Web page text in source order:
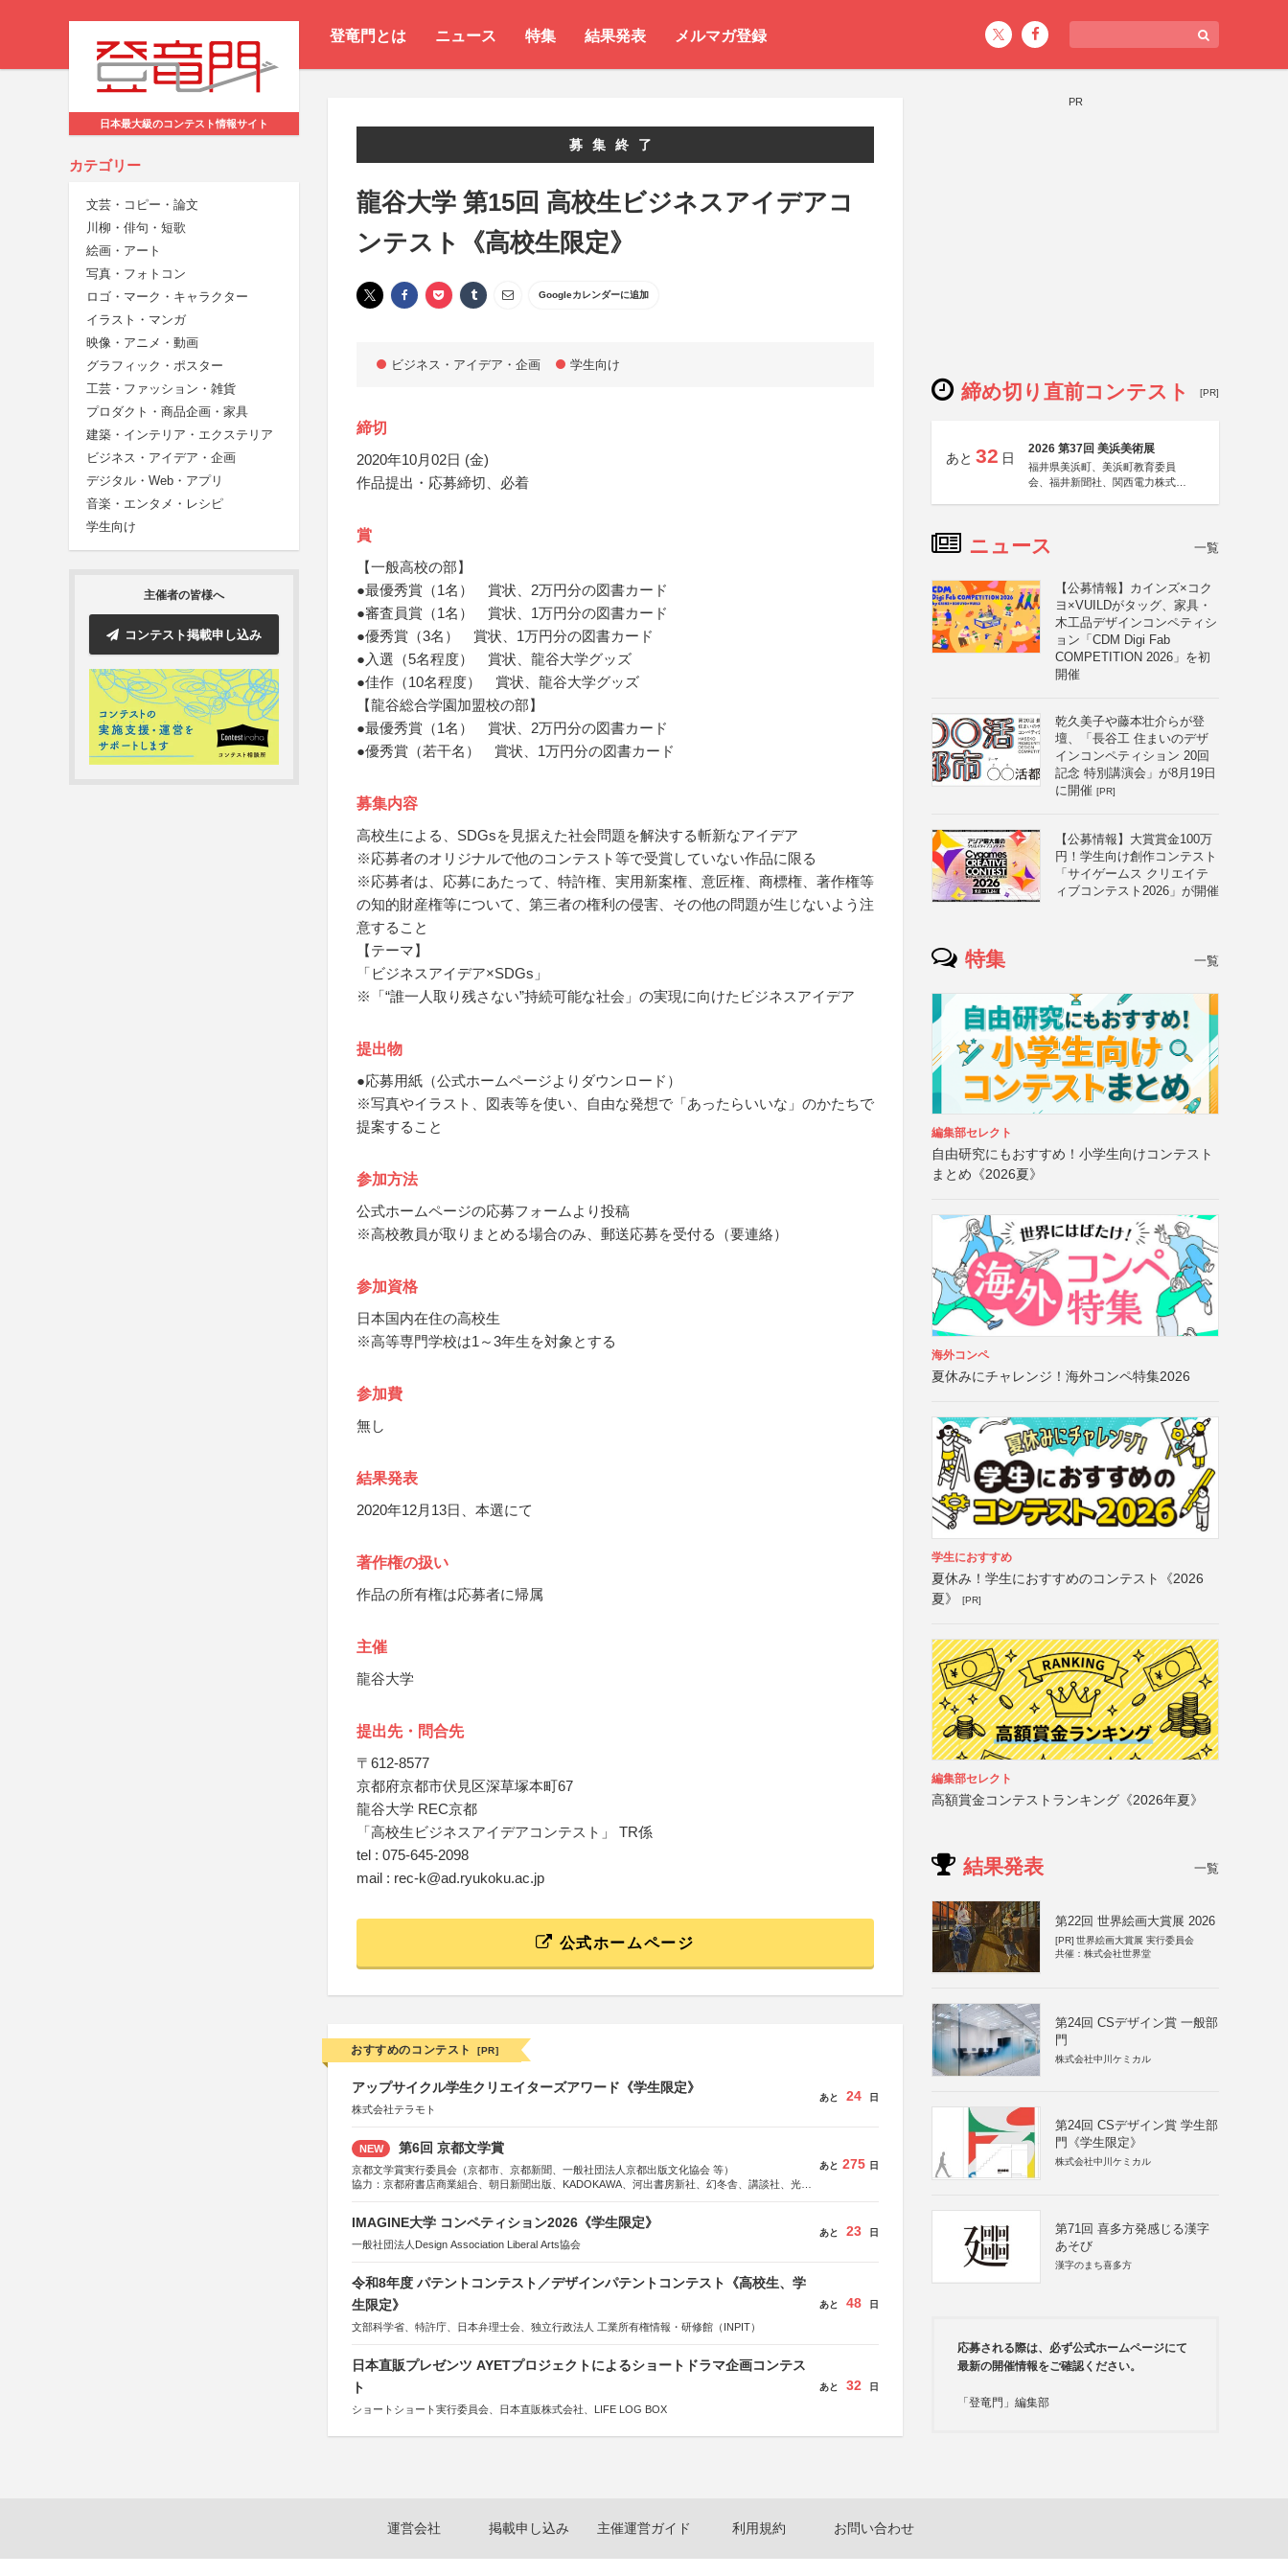
登竜門とは ニュース 特集 結果発表 メルマガ登録
日本最大級のコンテスト情報サイト
カテゴリー
文芸・コピー・論文
川柳・俳句・短歌
絵画・アート
写真・フォトコン
ロゴ・マーク・キャラクター
イラスト・マンガ
映像・アニメ・動画
グラフィック・ポスター
工芸・ファッション・雑貨
プロダクト・商品企画・家具
建築・インテリア・エクステリア
ビジネス・アイデア・企画
デジタル・Web・アプリ
音楽・エンタメ・レシピ
学生向け
主催者の皆様へ
コンテスト掲載申し込み
募集終了
龍谷大学 第15回 高校生ビジネスアイデアコ
ンテスト《高校生限定》
Googleカレンダーに追加
ビジネス・アイデア・企画 学生向け
締切
2020年10月02日 (金)
作品提出・応募締切、必着
賞
【一般高校の部】
●最優秀賞（1名） 賞状、2万円分の図書カード
●審査員賞（1名） 賞状、1万円分の図書カード
●優秀賞（3名） 賞状、1万円分の図書カード
●入選（5名程度） 賞状、龍谷大学グッズ
●佳作（10名程度） 賞状、龍谷大学グッズ
【龍谷総合学園加盟校の部】
●最優秀賞（1名） 賞状、2万円分の図書カード
●優秀賞（若干名） 賞状、1万円分の図書カード
募集内容
高校生による、SDGsを見据えた社会問題を解決する斬新なアイデア
※応募者のオリジナルで他のコンテスト等で受賞していない作品に限る
※応募者は、応募にあたって、特許権、実用新案権、意匠権、商標権、著作権等
の知的財産権等について、第三者の権利の侵害、その他の問題が生じないよう注
意すること
【テーマ】
「ビジネスアイデア×SDGs」
※「“誰一人取り残さない”持続可能な社会」の実現に向けたビジネスアイデア
提出物
●応募用紙（公式ホームページよりダウンロード）
※写真やイラスト、図表等を使い、自由な発想で「あったらいいな」のかたちで
提案すること
参加方法
公式ホームページの応募フォームより投稿
※高校教員が取りまとめる場合のみ、郵送応募を受付る（要連絡）
参加資格
日本国内在住の高校生
※高等専門学校は1～3年生を対象とする
参加費
無し
結果発表
2020年12月13日、本選にて
著作権の扱い
作品の所有権は応募者に帰属
主催
龍谷大学
提出先・問合先
〒612-8577
京都府京都市伏見区深草塚本町67
龍谷大学 REC京都
「高校生ビジネスアイデアコンテスト」 TR係
tel : 075-645-2098
mail : rec-k@ad.ryukoku.ac.jp
公式ホームページ
おすすめのコンテスト [PR]
アップサイクル学生クリエイターズアワード《学生限定》
株式会社テラモト
あと 24 日
NEW 第6回 京都文学賞
京都文学賞実行委員会（京都市、京都新聞、一般社団法人京都出版文化協会 等）
協力：京都府書店商業組合、朝日新聞出版、KADOKAWA、河出書房新社、幻冬舎、講談社、光文
研究所、双葉社、文藝春秋、ポプラ社、毎日新聞出版
あと 275 日
IMAGINE大学 コンペティション2026《学生限定》
一般社団法人Design Association Liberal Arts協会
あと 23 日
令和8年度 パテントコンテスト／デザインパテントコンテスト《高校生、学
生限定》
文部科学省、特許庁、日本弁理士会、独立行政法人 工業所有権情報・研修館（INPIT）
あと 48 日
日本直販プレゼンツ AYETプロジェクトによるショートドラマ企画コンテス
ト
ショートショート実行委員会、日本直販株式会社、LIFE LOG BOX
あと 32 日
PR
締め切り直前コンテスト [PR]
あと 32 日
2026 第37回 美浜美術展
福井県美浜町、美浜町教育委員
会、福井新聞社、関西電力株式会
ニュース 一覧
【公募情報】カインズ×コク
ヨ×VUILDがタッグ、家具・
木工品デザインコンペティシ
ョン「CDM Digi Fab
COMPETITION 2026」を初
開催
乾久美子や藤本壮介らが登
壇、「長谷工 住まいのデザ
インコンペティション 20回
記念 特別講演会」が8月19日
に開催 [PR]
【公募情報】大賞賞金100万
円！学生向け創作コンテスト
「サイゲームス クリエイテ
ィブコンテスト2026」が開催
特集 一覧
編集部セレクト
自由研究にもおすすめ！小学生向けコンテスト
まとめ《2026夏》
海外コンペ
夏休みにチャレンジ！海外コンペ特集2026
学生におすすめ
夏休み！学生におすすめのコンテスト《2026
夏》
[PR]
編集部セレクト
高額賞金コンテストランキング《2026年夏》
結果発表 一覧
第22回 世界絵画大賞展 2026
[PR] 世界絵画大賞展 実行委員会
共催：株式会社世界堂
第24回 CSデザイン賞 一般部
門
株式会社中川ケミカル
第24回 CSデザイン賞 学生部
門《学生限定》
株式会社中川ケミカル
第71回 喜多方発感じる漢字
あそび
漢字のまち喜多方
応募される際は、必ず公式ホームページにて
最新の開催情報をご確認ください。
「登竜門」編集部
運営会社 掲載申し込み 主催運営ガイド 利用規約 お問い合わせ